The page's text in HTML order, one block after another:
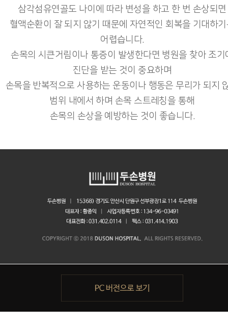
삼각섬유연골도 나이에 따라 변성을 하고 한 번 손상되면
혈액순환이 잘 되지 않기 때문에 자연적인 회복을 기대하
어렵습니다.
손목의 시큰거림이나 통증이 발생한다면 병원을 찾아 조기
진단을 받는 것이 중요하며
손목을 반복적으로 사용하는 운동이나 행동은 무리가 되지
범위 내에서 하며 손목 스트레칭을 통해
손목의 손상을 예방하는 것이 좋습니다.